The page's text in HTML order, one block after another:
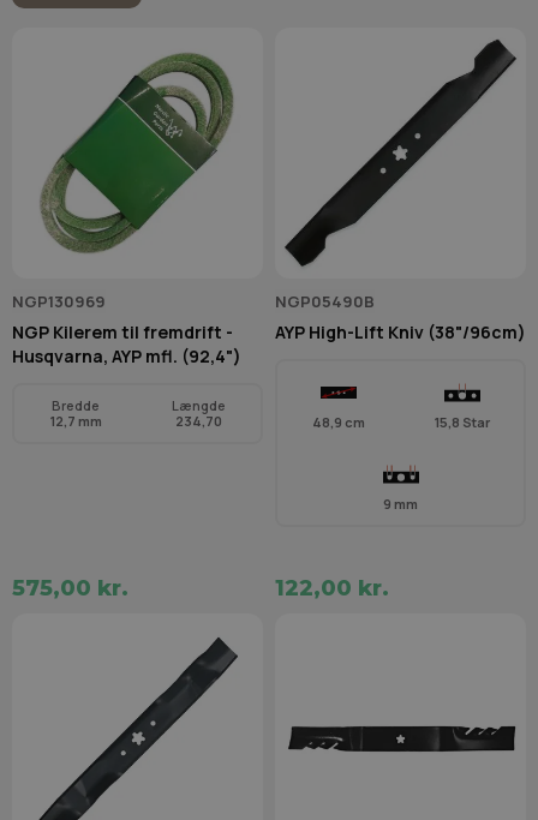
NGP130969
NGP Kilerem til fremdrift -
Husqvarna, AYP mfl. (92,4")
Bredde
12,7 mm
Længde
234,70
575,00 kr.
NGP05490B
AYP High-Lift Kniv (38"/96cm)
48,9 cm 15,8 Star
9 mm
122,00 kr.